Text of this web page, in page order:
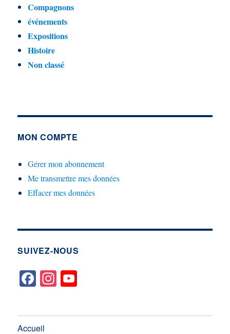
Compagnons
événements
Expositions
Histoire
Non classé
MON COMPTE
Gérer mon abonnement
Me transmettre mes données
Effacer mes données
SUIVEZ-NOUS
Accueil